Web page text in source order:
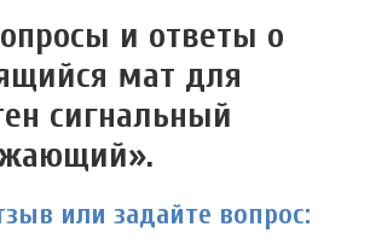
и ответы о
мат для
сигнальный
или задайте вопрос: